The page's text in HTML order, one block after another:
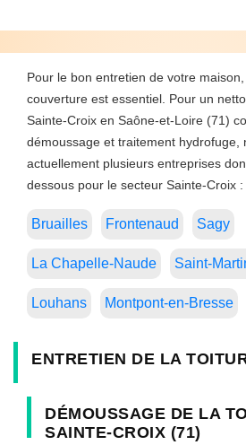
Pour le bon entretien de votre
couverture est essentiel. Pour un
Sainte-Croix en Saône-et-Loire (71)
démoussage et traitement hydrofuge,
actuellement plusieurs entreprises
dessous pour le secteur Sainte-Croix :
Bruailles Frontenaud Sagy
La Chapelle-Naude Saint-
Louhans Montpont-en-Bresse
ENTRETIEN DE LA
DÉMOUSSAGE DE LA
SAINTE-CROIX (71)